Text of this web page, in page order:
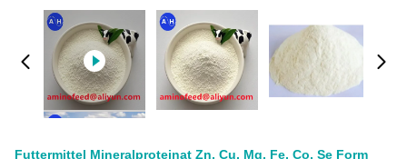
Futtermittel Mineralproteinat Zn, Cu, Mg, Fe, Co, Se Form